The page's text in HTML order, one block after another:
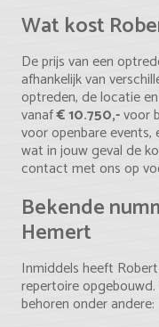
Wat kost
De prijs van een
afhankelijk van
optreden, de locatie
vanaf€ 10.750,-voor
voor openbare
wat in jouw geval de
contact met ons op
Bekende
Hemert
Inmiddels heeft
repertoire
behoren onder andere: